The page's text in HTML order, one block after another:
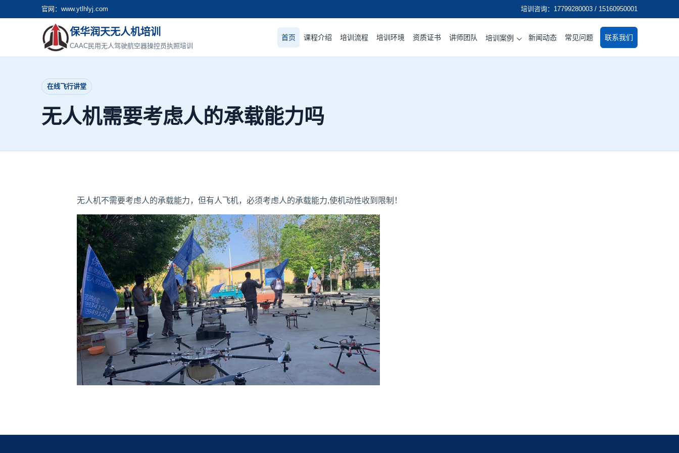
官网：www.ytlhlyj.com 培训咨询：17799280003 / 15160950001
保华润天无人机培训
CAAC民用无人驾驶航空器操控员执照培训
首页 课程介绍 培训流程 培训环境 资质证书 讲师团队 培训案例 新闻动态 常见问题 联系我们
在线飞行讲堂
无人机需要考虑人的承载能力吗
无人机不需要考虑人的承载能力，但有人飞机，必须考虑人的承载能力,使机动性收到限制！